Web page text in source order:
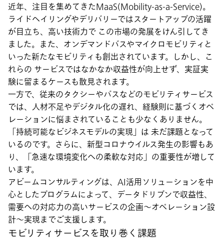
近年、注目を集めてきたMaaS(Mobility-as-a-Service)。
ライドヘイリングやデリバリーではスタートアップの活躍
が目立ち、高い技術力で この市場の発展をけん引してき
ました。また、オンデマンドバスやマイクロモビリティと
いった新たなモビリティも創出されています。しかし、こ
れらの サービスではなかなか収益性が向上せず、実証実
験に留まるケースも散見されます。
一方で、従来のタクシーやバスなどのモビリティサービス
では、人材不足やデジタル化の遅れ、経験則に基づくオペ
レーションに悩まされていることも少なくありません。
「持続可能なビジネスモデルの実現」は 未だ課題となって
いるのです。さらに、新型コロナウイルス発生の影響もあ
り、「急速な環境変化への柔軟な対応」の重要性が増して
います。
アビームコンサルティングは、AI活用ソリューションを中
心としたプログラムによって、データドリブンで収益性、
需要への対応力の高いサービスの企画～オペレーション設
計～実現までご支援します。
モビリティサービスを取り巻く課題